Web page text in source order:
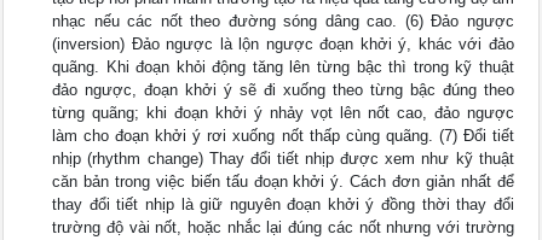
nhạc nếu các nốt theo đường sóng dâng cao. (6) Đảo ngược
(inversion) Đảo ngược là lộn ngược đoạn khởi ý, khác với đảo
quãng. Khi đoạn khỏi động tăng lên từng bậc thì trong kỹ thuật
đảo ngược, đoạn khởi ý sẽ đi xuống theo từng bậc đúng theo
từng quãng; khi đoạn khởi ý nhảy vọt lên nốt cao, đảo ngược
làm cho đoạn khởi ý rơi xuống nốt thấp cùng quãng. (7) Đổi tiết
nhịp (rhythm change) Thay đổi tiết nhịp được xem như kỹ thuật
căn bản trong việc biến tấu đoạn khởi ý. Cách đơn giản nhất để
thay đổi tiết nhịp là giữ nguyên đoạn khởi ý đồng thời thay đổi
trường độ vài nốt, hoặc nhắc lại đúng các nốt nhưng với trường